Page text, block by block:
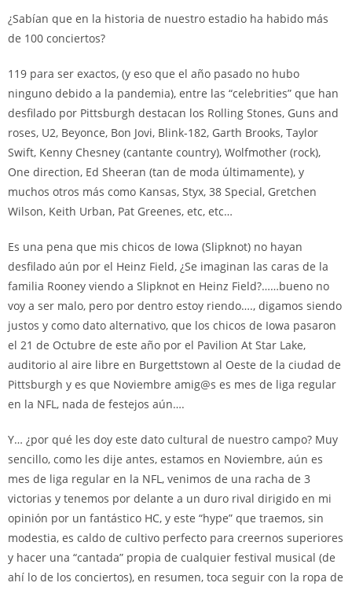
¿Sabían que en la historia de nuestro estadio ha habido más
de 100 conciertos?
119 para ser exactos, (y eso que el año pasado no hubo
ninguno debido a la pandemia), entre las “celebrities” que han
desfilado por Pittsburgh destacan los Rolling Stones, Guns and
roses, U2, Beyonce, Bon Jovi, Blink-182, Garth Brooks, Taylor
Swift, Kenny Chesney (cantante country), Wolfmother (rock),
One direction, Ed Sheeran (tan de moda últimamente), y
muchos otros más como Kansas, Styx, 38 Special, Gretchen
Wilson, Keith Urban, Pat Greenes, etc, etc…
Es una pena que mis chicos de Iowa (Slipknot) no hayan
desfilado aún por el Heinz Field, ¿Se imaginan las caras de la
familia Rooney viendo a Slipknot en Heinz Field?……bueno no
voy a ser malo, pero por dentro estoy riendo…., digamos siendo
justos y como dato alternativo, que los chicos de Iowa pasaron
el 21 de Octubre de este año por el Pavilion At Star Lake,
auditorio al aire libre en Burgettstown al Oeste de la ciudad de
Pittsburgh y es que Noviembre amig@s es mes de liga regular
en la NFL, nada de festejos aún….
Y… ¿por qué les doy este dato cultural de nuestro campo? Muy
sencillo, como les dije antes, estamos en Noviembre, aún es
mes de liga regular en la NFL, venimos de una racha de 3
victorias y tenemos por delante a un duro rival dirigido en mi
opinión por un fantástico HC, y este “hype” que traemos, sin
modestia, es caldo de cultivo perfecto para creernos superiores
y hacer una “cantada” propia de cualquier festival musical (de
ahí lo de los conciertos), en resumen, toca seguir con la ropa de